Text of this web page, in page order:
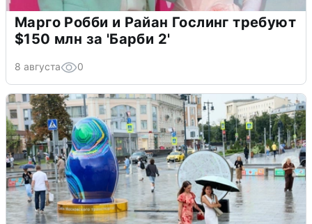
Марго Робби и Райан Гослинг требуют
$150 млн за 'Барби 2'
8 августа 0